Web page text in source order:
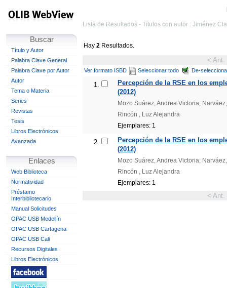
Buscar
Título y Autor
Palabra Clave General
Palabra Clave por Autor
Autor
Tema o Materia
Series
Revistas
Tesis
Libros Electrónicos
Avanzada
Enlaces
Web Biblioteca
Normatividad
Préstamo
Interbibliotecario
Manual Solicitudes
OPAC USB Medellín
OPAC USB Cartagena
OPAC USB Cali
Recursos Digitales
Libros Electrónicos
Lista de Resultados - Títulos con autor : Jiménez
Hay 2 Resultados.
< Ant.
Ver formato ISBD Seleccionar todo De-
1.
Percepción de la RSE en los
(2012)
Mozo Suárez, Andrea Victoria;
Rincón , Luz Alejandra
Ejemplares: 1
2.
Percepción de la RSE en los
(2012)
Mozo Suárez, Andrea Victoria;
Rincón , Luz Alejandra
Ejemplares: 1
< Ant.